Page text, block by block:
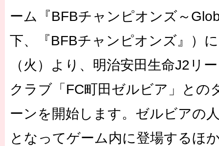
ーム『BFBチャンピオンズ～
下、『BFBチャンピオンズ』）
（火）より、明治安田生命J2リ
クラブ「FC町田ゼルビア」との
ーンを開始します。ゼルビアの
となってゲーム内に登場するほ